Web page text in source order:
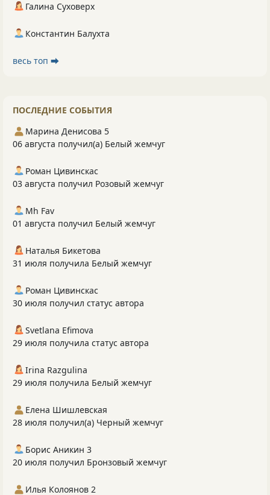
Галина Суховерх
Константин Балухта
весь топ ⮕
ПОСЛЕДНИЕ СОБЫТИЯ
Марина Денисова 5
06 августа получил(а) Белый жемчуг
Роман Цивинскас
03 августа получил Розовый жемчуг
Mh Fav
01 августа получил Белый жемчуг
Наталья Бикетова
31 июля получила Белый жемчуг
Роман Цивинскас
30 июля получил статус автора
Svetlana Efimova
29 июля получила статус автора
Irina Razgulina
29 июля получила Белый жемчуг
Елена Шишлевская
28 июля получил(а) Черный жемчуг
Борис Аникин 3
20 июля получил Бронзовый жемчуг
Илья Колоянов 2